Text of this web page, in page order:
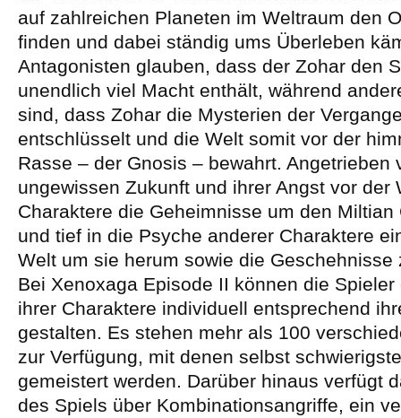
auf zahlreichen Planeten im Weltraum den
finden und dabei ständig ums Überleben
Antagonisten glauben, dass der Zohar den
unendlich viel Macht enthält, während
sind, dass Zohar die Mysterien der
entschlüsselt und die Welt somit vor der
Rasse – der Gnosis – bewahrt. Angetrieben
ungewissen Zukunft und ihrer Angst vor der
Charaktere die Geheimnisse um den Miltian
und tief in die Psyche anderer Charaktere
Welt um sie herum sowie die Geschehnisse
Bei Xenoxaga Episode II können die
ihrer Charaktere individuell entsprechend
gestalten. Es stehen mehr als 100
zur Verfügung, mit denen selbst
gemeistert werden. Darüber hinaus verfügt
des Spiels über Kombinationsangriffe, ein